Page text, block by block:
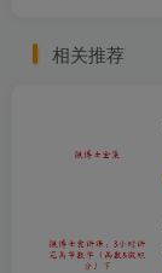
相关推荐